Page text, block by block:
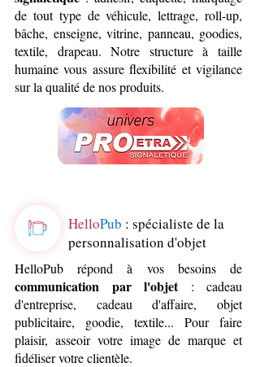
de tout type de véhicule, lettrage, roll-up,
bâche, enseigne, vitrine, panneau, goodies,
textile, drapeau. Notre structure à taille
humaine vous assure flexibilité et vigilance
sur la qualité de nos produits.
HelloPub : spécialiste de la
personnalisation d'objet
HelloPub répond à vos besoins de
communication par l'objet: cadeau
d'entreprise, cadeau d'affaire, objet
publicitaire, goodie, textile... Pour faire
plaisir, asseoir votre image de marque et
fidéliser votre clientèle.